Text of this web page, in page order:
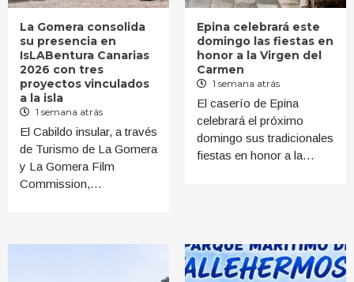
La Gomera consolida
su presencia en
IsLABentura Canarias
2026 con tres
proyectos vinculados
a la isla
1 semana atrás
El Cabildo insular, a través
de Turismo de La Gomera
y La Gomera Film
Commission,…
Epina celebrará este
domingo las fiestas en
honor a la Virgen del
Carmen
1 semana atrás
El caserío de Epina
celebrará el próximo
domingo sus tradicionales
fiestas en honor a la…